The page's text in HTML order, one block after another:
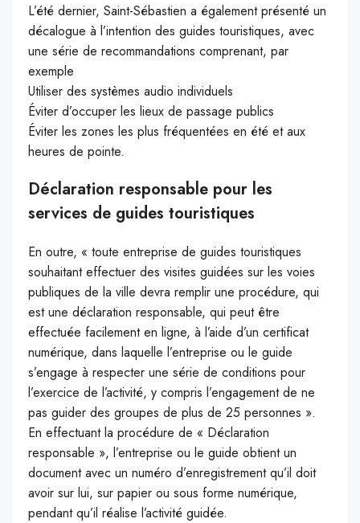
L’été dernier, Saint-Sébastien a également présenté un
décalogue à l’intention des guides touristiques, avec
une série de recommandations comprenant, par
exemple
Utiliser des systèmes audio individuels
Éviter d’occuper les lieux de passage publics
Éviter les zones les plus fréquentées en été et aux
heures de pointe.
Déclaration responsable pour les
services de guides touristiques
En outre, « toute entreprise de guides touristiques
souhaitant effectuer des visites guidées sur les voies
publiques de la ville devra remplir une procédure, qui
est une déclaration responsable, qui peut être
effectuée facilement en ligne, à l’aide d’un certificat
numérique, dans laquelle l’entreprise ou le guide
s’engage à respecter une série de conditions pour
l’exercice de l’activité, y compris l’engagement de ne
pas guider des groupes de plus de 25 personnes ».
En effectuant la procédure de « Déclaration
responsable », l’entreprise ou le guide obtient un
document avec un numéro d’enregistrement qu’il doit
avoir sur lui, sur papier ou sous forme numérique,
pendant qu’il réalise l’activité guidée.